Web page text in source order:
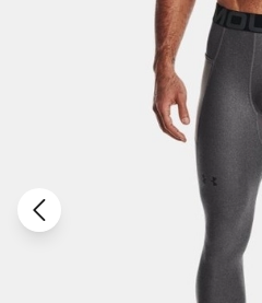
Giriş
Under Armour'da
Parolayı
Giriş